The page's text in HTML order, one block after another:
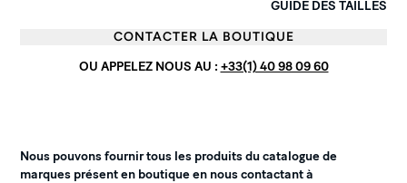
GUIDE DES TAILLES
CONTACTER LA BOUTIQUE
OU APPELEZ NOUS AU : +33(1) 40 98 09 60
Nous pouvons fournir tous les produits du catalogue de
marques présent en boutique en nous contactant à